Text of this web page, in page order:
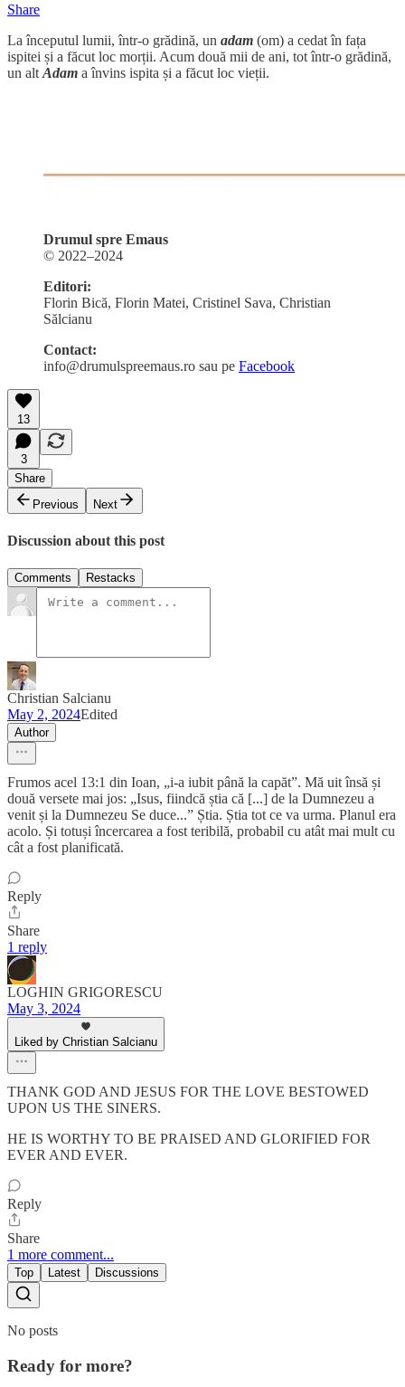
Share
La începutul lumii, într-o grădină, un adam (om) a cedat în fața
ispitei și a făcut loc morții. Acum două mii de ani, tot într-o grădină,
un alt Adam a învins ispita și a făcut loc vieții.
Drumul spre Emaus
© 2022–2024
Editori:
Florin Bică, Florin Matei, Cristinel Sava, Christian
Sălcianu
Contact:
info@drumulspreemaus.ro sau pe Facebook
13
3
Share
Previous
Next
Discussion about this post
Comments Restacks
Christian Salcianu
May 2, 2024Edited
Author
Frumos acel 13:1 din Ioan, „i-a iubit până la capăt”. Mă uit însă și
două versete mai jos: „Isus, fiindcă știa că [...] de la Dumnezeu a
venit și la Dumnezeu Se duce...” Știa. Știa tot ce va urma. Planul era
acolo. Și totuși încercarea a fost teribilă, probabil cu atât mai mult cu
cât a fost planificată.
Reply
Share
1 reply
LOGHIN GRIGORESCU
May 3, 2024
Liked by Christian Salcianu
THANK GOD AND JESUS FOR THE LOVE BESTOWED
UPON US THE SINERS.
HE IS WORTHY TO BE PRAISED AND GLORIFIED FOR
EVER AND EVER.
Reply
Share
1 more comment...
Top Latest Discussions
No posts
Ready for more?